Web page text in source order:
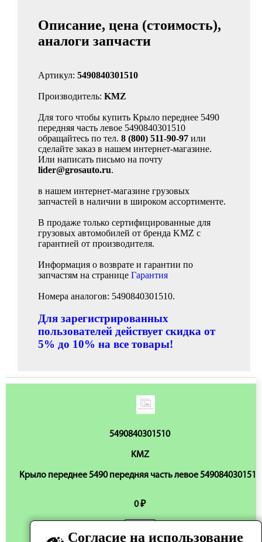
Описание, цена (стоимость),
аналоги запчасти
Артикул: 5490840301510
Производитель: KMZ
Для того чтобы купить Крыло переднее 5490
передняя часть левое 5490840301510
обращайтесь по тел. 8 (800) 511-90-97 или
сделайте заказ в нашем интернет-магазине.
Или написать письмо на почту
lider@grosauto.ru.
в нашем интернет-магазине грузовых
запчастей в наличии в широком ассортименте.
В продаже только сертифицированные для
грузовых автомобилей от бренда KMZ с
гарантией от производителя.
Информация о возврате и гарантии по
запчастям на странице Гарантия
Номера аналогов: 5490840301510.
Для зарегистрированных
пользователей действует скидка от
5% до 10% на все товары!
5490840301510
KMZ
Крыло переднее 5490 передняя часть левое 5490840301510
0 ₽
Нет в наличии
Согласие на использование